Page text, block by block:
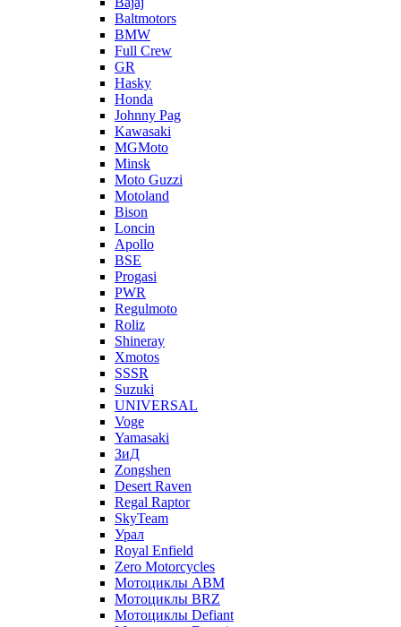
Baltmotors
BMW
Full Crew
GR
Hasky
Honda
Johnny Pag
Kawasaki
MGMoto
Minsk
Moto Guzzi
Motoland
Bison
Loncin
Apollo
BSE
Progasi
PWR
Regulmoto
Roliz
Shineray
Xmotos
SSSR
Suzuki
UNIVERSAL
Voge
Yamasaki
ЗиД
Zongshen
Desert Raven
Regal Raptor
SkyTeam
Урал
Royal Enfield
Zero Motorcycles
Мотоциклы ABM
Мотоциклы BRZ
Мотоциклы Defiant